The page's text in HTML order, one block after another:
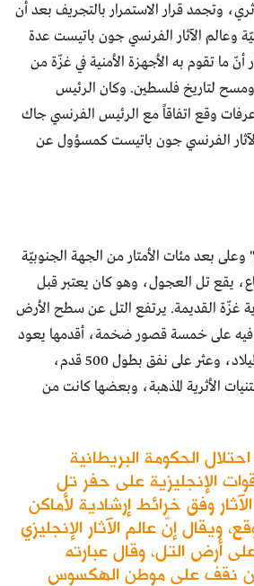
وتجمد قرار الاستمرار بالتجريف بعد أن
وعالم الآثار الفرنسي جون باتيست عدة
أنّ ما تقوم به الأجهزة الأمنية في غزّة من
لتاريخ فلسطين. وكان الرئيس
وقع اتفاقاً مع الرئيس الفرنسي جاك
الفرنسي جون باتيست كمسؤول عن
بعد مئات الأمتار من الجهة الجنوبيّة
يقع تل العجول، وهو كان يعتبر قبل
غزّة القديمة. يرتفع التل عن سطح الأرض
عُثر فيه على خمسة قصور ضخمة، أقدمها يعود
لأكثر من ألفي سنة قبل الميلاد، وعثر على نفق بطول 500 قدم،
الأثرية المذهبة، وبعضها كانت من
1920 ومع احتلال الحكومة البريطانية
الإنجليزية على حفر تل
وفق خرائط إرشادية لأماكن
ويقال إنّ عالم الآثار الإنجليزي
أرض التل، وقال عبارته
نقف على موطن الهكسوس